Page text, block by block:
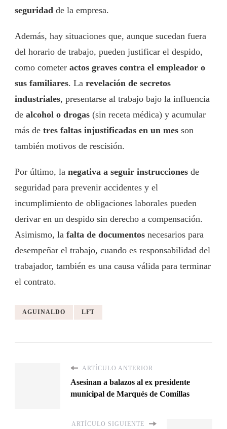
seguridad de la empresa.
Además, hay situaciones que, aunque sucedan fuera
del horario de trabajo, pueden justificar el despido,
como cometer actos graves contra el empleador o
sus familiares. La revelación de secretos
industriales, presentarse al trabajo bajo la influencia
de alcohol o drogas (sin receta médica) y acumular
más de tres faltas injustificadas en un mes son
también motivos de rescisión.
Por último, la negativa a seguir instrucciones de
seguridad para prevenir accidentes y el
incumplimiento de obligaciones laborales pueden
derivar en un despido sin derecho a compensación.
Asimismo, la falta de documentos necesarios para
desempeñar el trabajo, cuando es responsabilidad del
trabajador, también es una causa válida para terminar
el contrato.
AGUINALDO LFT
ARTÍCULO ANTERIOR
Asesinan a balazos al ex presidente
municipal de Marqués de Comillas
ARTÍCULO SIGUIENTE